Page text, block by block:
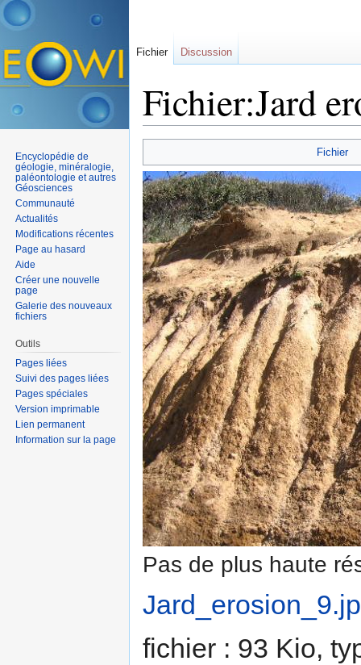
Fichier:Jard
Fichier
Pas de plus haute
fichier : 93 Kio,
Fichier Discussion
Encyclopédie de
géologie, minéralogie,
paléontologie et autres
Géosciences
Communauté
Actualités
Modifications récentes
Page au hasard
Aide
Créer une nouvelle
page
Galerie des nouveaux
fichiers
Outils
Pages liées
Suivi des pages liées
Pages spéciales
Version imprimable
Lien permanent
Information sur la page